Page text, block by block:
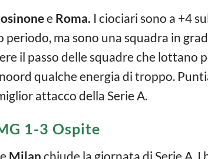
e Roma. I ciociari sono a +4
periodo, ma sono una squadra in
il passo delle squadre che lottano
qualche energia di troppo.
attacco della Serie A.
1-3 Ospite
e Milan chiude la giornata di Serie A.